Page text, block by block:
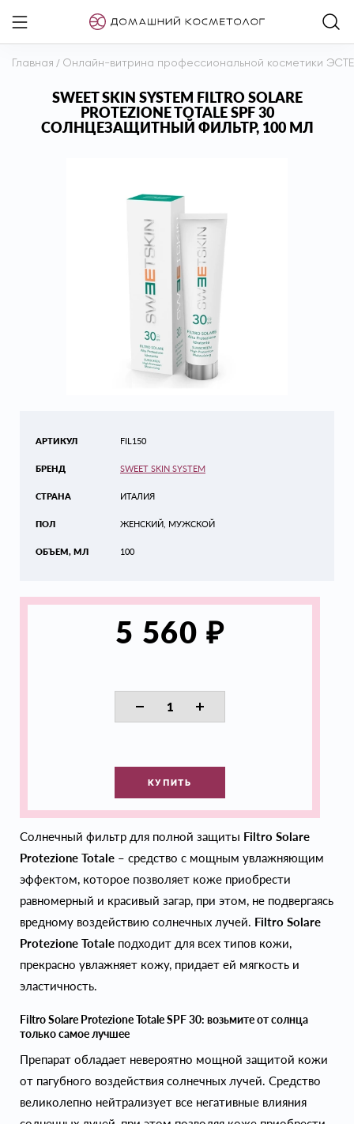
Главная / Онлайн-витрина профессиональной косметики
SWEET SKIN SYSTEM FILTRO SOLARE
PROTEZIONE TOTALE SPF 30
СОЛНЦЕЗАЩИТНЫЙ ФИЛЬТР, 100 МЛ
АРТИКУЛ
БРЕНД
СТРАНА
ПОЛ
ОБЪЕМ, МЛ
FIL150
SWEET SKIN SYSTEM
ИТАЛИЯ
ЖЕНСКИЙ, МУЖСКОЙ
100
5 560 ₽
КУПИТЬ
Солнечный фильтр для полной защиты Filtro Solare
Protezione Totale – средство с мощным увлажняющим
эффектом, которое позволяет коже приобрести
равномерный и красивый загар, при этом, не подвергаясь
вредному воздействию солнечных лучей. Filtro Solare
Protezione Totale подходит для всех типов кожи,
прекрасно увлажняет кожу, придает ей мягкость и
эластичность.
Filtro Solare Protezione Totale SPF 30: возьмите от солнца
только самое лучшее
Препарат обладает невероятно мощной защитой кожи
от пагубного воздействия солнечных лучей. Средство
великолепно нейтрализует все негативные влияния